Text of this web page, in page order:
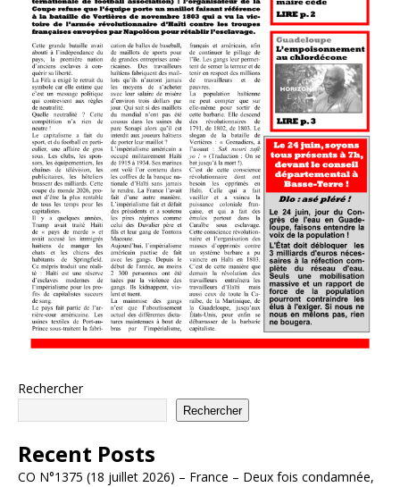
Rechercher
Rechercher
Recent Posts
CO N°1375 (18 juillet 2026) – France – Deux fois condamnée,